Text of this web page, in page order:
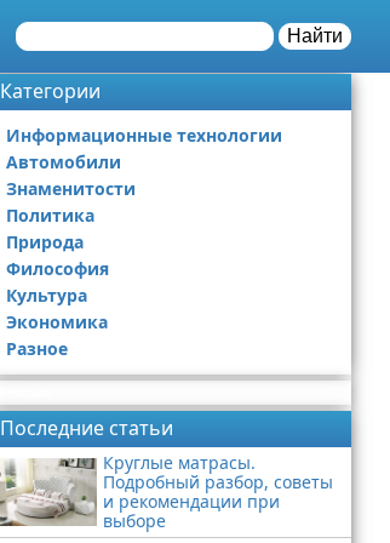
Найти
Категории
Информационные технологии
Автомобили
Знаменитости
Политика
Природа
Философия
Культура
Экономика
Разное
Последние статьи
Круглые матрасы.
Подробный разбор, советы
и рекомендации при
выборе